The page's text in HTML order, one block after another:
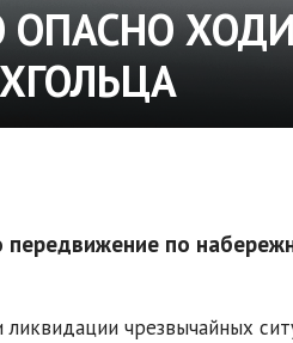
ОПАСНО
по
чрезвычайных